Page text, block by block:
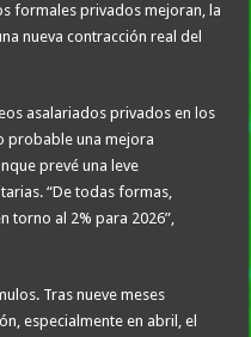
formales privados mejoran, la
nueva contracción real del
asalariados privados en los
probable una mejora
prevé una leve
“De todas formas,
torno al 2% para 2026”,
Tras nueve meses
especialmente en abril, el